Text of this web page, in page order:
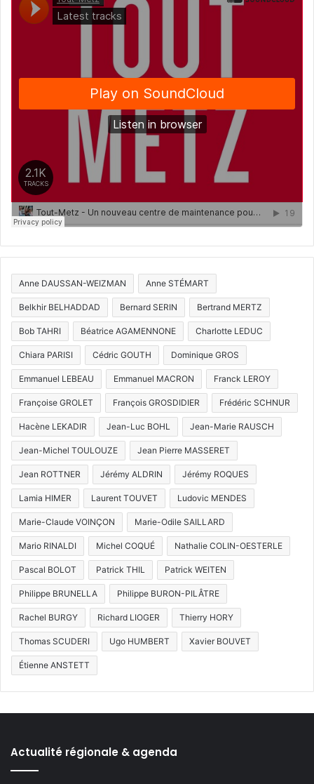
Anne DAUSSAN-WEIZMAN Anne STÉMART
Belkhir BELHADDAD Bernard SERIN Bertrand MERTZ
Bob TAHRI Béatrice AGAMENNONE Charlotte LEDUC
Chiara PARISI Cédric GOUTH Dominique GROS
Emmanuel LEBEAU Emmanuel MACRON Franck LEROY
Françoise GROLET François GROSDIDIER Frédéric SCHNUR
Hacène LEKADIR Jean-Luc BOHL Jean-Marie RAUSCH
Jean-Michel TOULOUZE Jean Pierre MASSERET
Jean ROTTNER Jérémy ALDRIN Jérémy ROQUES
Lamia HIMER Laurent TOUVET Ludovic MENDES
Marie-Claude VOINÇON Marie-Odile SAILLARD
Mario RINALDI Michel COQUÉ Nathalie COLIN-OESTERLE
Pascal BOLOT Patrick THIL Patrick WEITEN
Philippe BRUNELLA Philippe BURON-PILÂTRE
Rachel BURGY Richard LIOGER Thierry HORY
Thomas SCUDERI Ugo HUMBERT Xavier BOUVET
Étienne ANSTETT
Actualité régionale & agenda